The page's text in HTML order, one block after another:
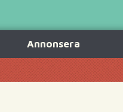
Annonsera